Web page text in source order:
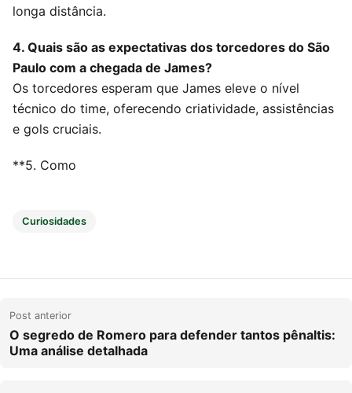
longa distância.
4. Quais são as expectativas dos torcedores do São
Paulo com a chegada de James?
Os torcedores esperam que James eleve o nível
técnico do time, oferecendo criatividade, assistências
e gols cruciais.
**5. Como
Curiosidades
Post anterior
O segredo de Romero para defender tantos pênaltis:
Uma análise detalhada